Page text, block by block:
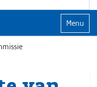
Klap